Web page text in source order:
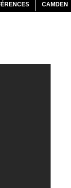
CAMDEN